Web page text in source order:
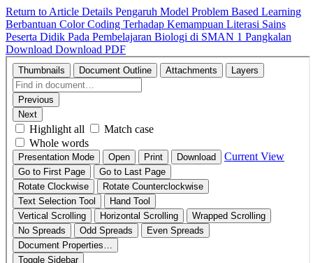
Return to Article Details Pengaruh Model Problem Based Learning
Berbantuan Color Coding Terhadap Kemampuan Literasi Sains
Peserta Didik Pada Pembelajaran Biologi di SMAN 1 Pangkalan
Download Download PDF